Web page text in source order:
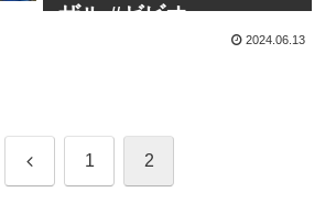
ザル #ゼビオ
2024.06.13
前 1 2